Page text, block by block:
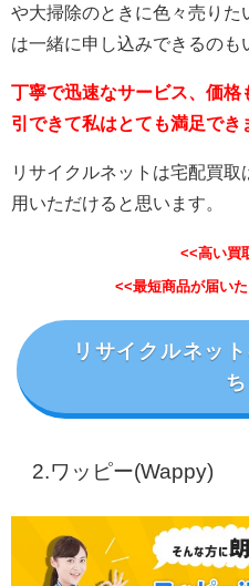
や大掃除のときに色々売り
は一緒に申し込みできるのも
丁寧で迅速なサービス、価格
引できて私はとても満足でき
リサイクルネットは宅配買取
用いただけると思います。
<<高い買
<<最短商品が届い
リサイクルネッ
2.ワッピー(Wappy)